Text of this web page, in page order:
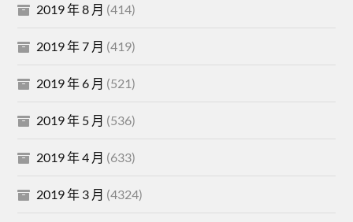
2019 年 8 月 (414)
2019 年 7 月 (419)
2019 年 6 月 (521)
2019 年 5 月 (536)
2019 年 4 月 (633)
2019 年 3 月 (4324)